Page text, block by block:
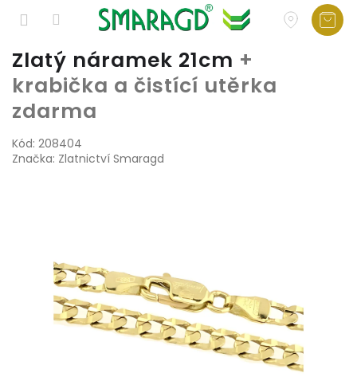
Přejít
na
obsah
Zlatý náramek 21cm +
krabička a čistící utěrka
zdarma
Kód: 208404
Značka: Zlatnictví Smaragd